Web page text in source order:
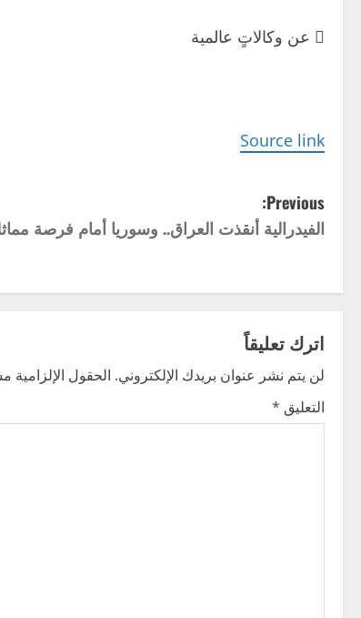
 عن وكالاتٍ عالمية
Source link
P
o
s
n
a
v
Previous:
الفيدرالية أنقذت العراق.. وسوريا أمام فرصة
اترك تعليقاً
لن يتم نشر عنوان بريدك الإلكتروني. الحقول الإلزامية
التعليق *